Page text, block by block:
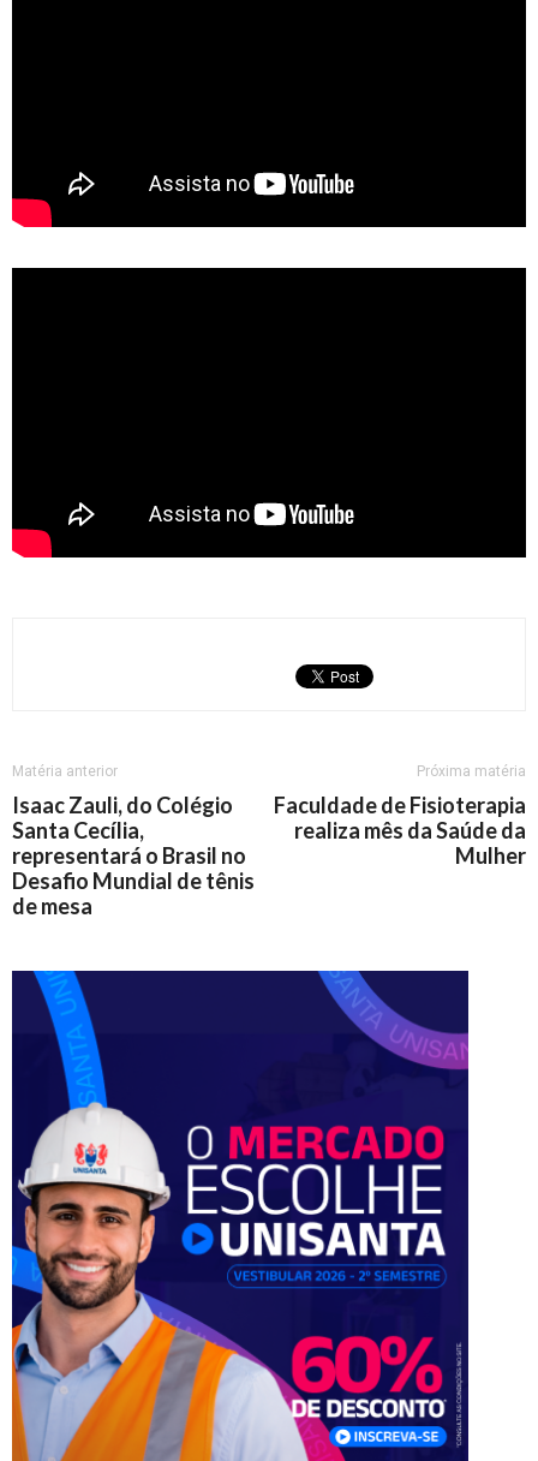
Matéria anterior
Isaac Zauli, do Colégio
Santa Cecília,
representará o Brasil no
Desafio Mundial de tênis
de mesa
Próxima matéria
Faculdade de Fisioterapia
realiza mês da Saúde da
Mulher